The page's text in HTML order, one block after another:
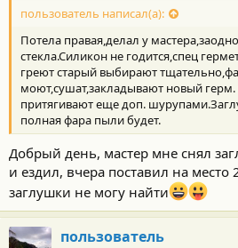
пользователь написал(а):
Потела правая,делал у
стекла.Силикон не годится,спец
греют старый выбирают
моют,сушат,закладывают новый
притягивают еще доп.
полная фара пыли будет.
Добрый день, мастер мне снял
и ездил, вчера поставил на место
заглушки не могу найти
пользователь